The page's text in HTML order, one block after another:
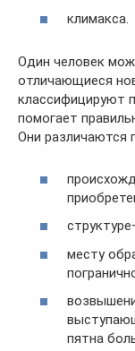
климакса.
Один человек
отличающиеся
классифицируют
помогает
Они различаются
месту
пятна